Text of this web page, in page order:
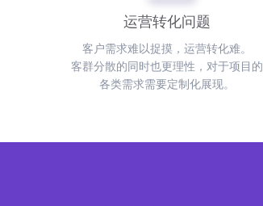
运营转化问题
客户需求难以捉摸，运营转化难。
客群分散的同时也更理性，对于项目的
各类需求需要定制化展现。